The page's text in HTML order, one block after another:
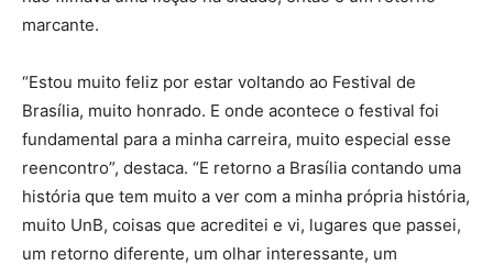
marcante.
“Estou muito feliz por estar voltando ao Festival de
Brasília, muito honrado. E onde acontece o festival foi
fundamental para a minha carreira, muito especial esse
reencontro”, destaca. “E retorno a Brasília contando uma
história que tem muito a ver com a minha própria história,
muito UnB, coisas que acreditei e vi, lugares que passei,
um retorno diferente, um olhar interessante, um